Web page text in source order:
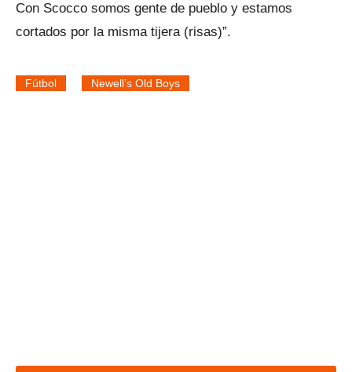
Con Scocco somos gente de pueblo y estamos
cortados por la misma tijera (risas)”.
Fútbol Newell’s Old Boys